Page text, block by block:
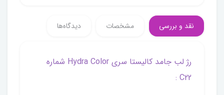
نقد و بررسی مشخصات دیدگاه‌ها
رژ لب جامد کالیستا سری Hydra Color شماره
C22 :